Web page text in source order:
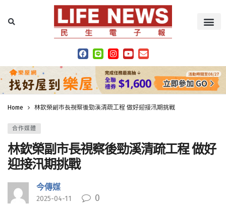
Home 林欽榮副市長視察後勁溪清疏工程 做好迎接汛期挑戰
合作媒體
林欽榮副市長視察後勁溪清疏工程 做好
迎接汛期挑戰
今傳媒
2025-04-11 0